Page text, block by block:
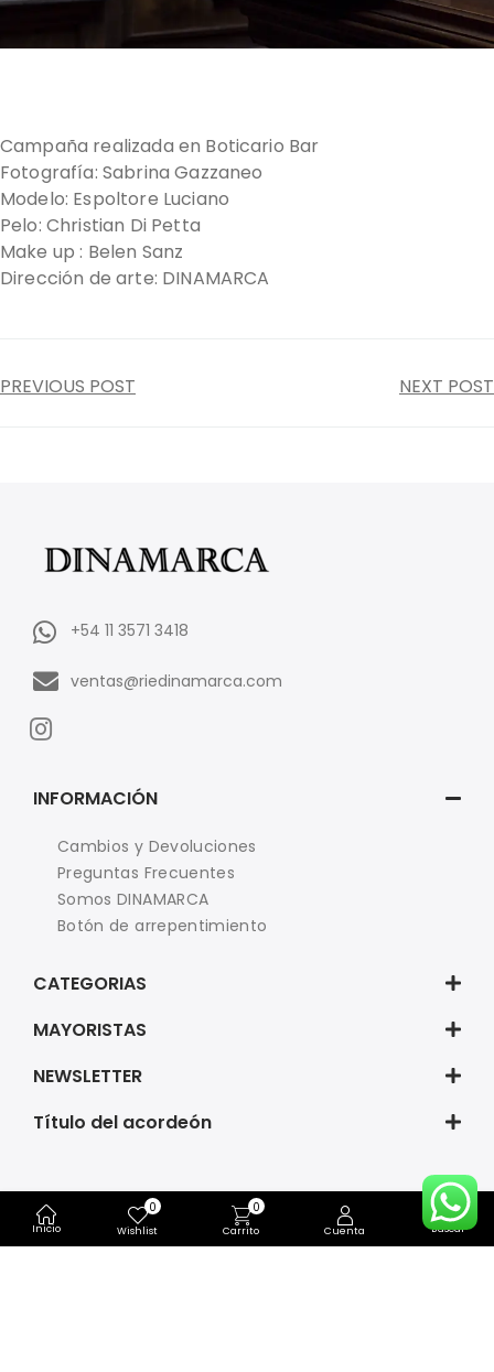
0 0
Campaña realizada en Boticario Bar
Fotografía: Sabrina Gazzaneo
Modelo: Espoltore Luciano
Pelo: Christian Di Petta
Make up : Belen Sanz
Dirección de arte: DINAMARCA
PREVIOUS POST NEXT POST
+54 11 3571 3418
ventas@riedinamarca.com
INFORMACIÓN
Cambios y Devoluciones
Preguntas Frecuentes
Somos DINAMARCA
Botón de arrepentimiento
CATEGORIAS
MAYORISTAS
NEWSLETTER
Título del acordeón